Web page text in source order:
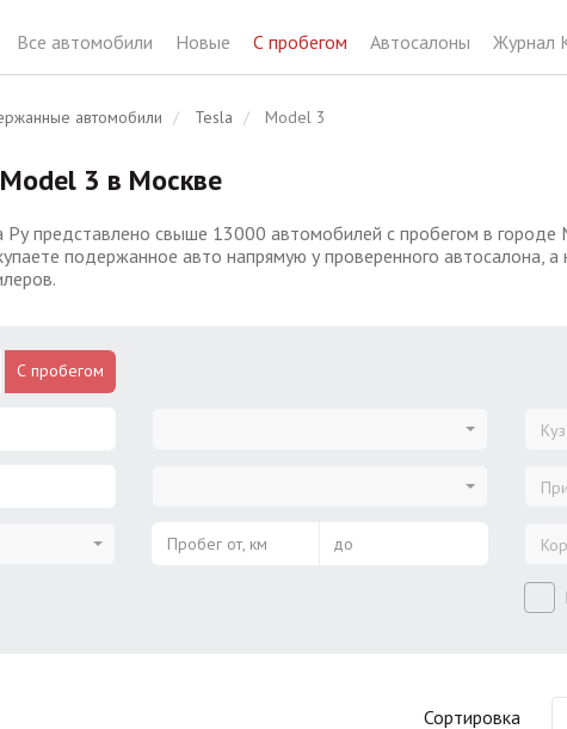
Все автомобили Новые С пробегом Автосалоны Журнал
автомобили Tesla Model 3
3 в Москве
Ру представлено свыше 13000 автомобилей с пробегом в
подержанное авто напрямую у проверенного
С пробегом
Пробег от, км до
Сортировка